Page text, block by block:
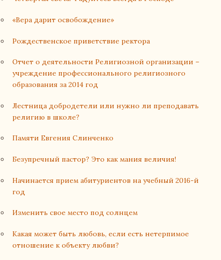
«Вера дарит освобождение»
Рождественское приветствие ректора
Отчет о деятельности Религиозной организации –
учреждение профессионального религиозного
образования за 2014 год
Лестница добродетели или нужно ли преподавать
религию в школе?
Памяти Евгения Слинченко
Безупречный пастор? Это как мания величия!
Начинается прием абитуриентов на учебный 2016-й
год
Изменить свое место под солнцем
Какая может быть любовь, если есть нетерпимое
отношение к объекту любви?